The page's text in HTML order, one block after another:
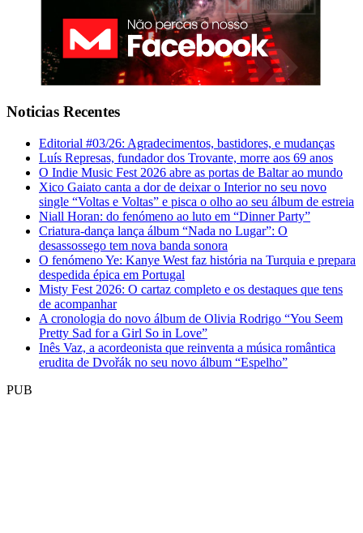
Noticias Recentes
Editorial #03/26: Agradecimentos, bastidores, e mudanças
Luís Represas, fundador dos Trovante, morre aos 69 anos
O Indie Music Fest 2026 abre as portas de Baltar ao mundo
Xico Gaiato canta a dor de deixar o Interior no seu novo
single “Voltas e Voltas” e pisca o olho ao seu álbum de estreia
Niall Horan: do fenómeno ao luto em “Dinner Party”
Criatura-dança lança álbum “Nada no Lugar”: O
desassossego tem nova banda sonora
O fenómeno Ye: Kanye West faz história na Turquia e prepara
despedida épica em Portugal
Misty Fest 2026: O cartaz completo e os destaques que tens
de acompanhar
A cronologia do novo álbum de Olivia Rodrigo “You Seem
Pretty Sad for a Girl So in Love”
Inês Vaz, a acordeonista que reinventa a música romântica
erudita de Dvořák no seu novo álbum “Espelho”
PUB